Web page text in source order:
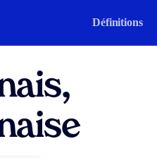
Définitions